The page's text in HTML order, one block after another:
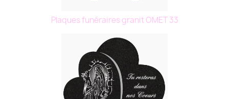
Plaques funéraires granit OMET 33